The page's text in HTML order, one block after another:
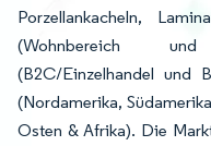
Porzellankacheln,
(Wohnbereich
(B2C/Einzelhandel und
(Nordamerika,
Osten & Afrika). Die